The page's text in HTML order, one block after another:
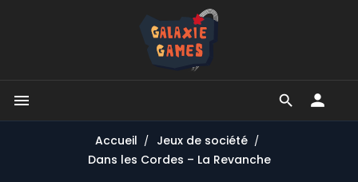


Accueil
Jeux de société
Dans les Cordes – La Revanche